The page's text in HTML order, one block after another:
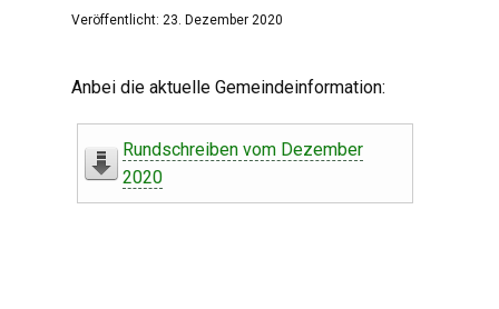
Veröffentlicht: 23. Dezember 2020
Anbei die aktuelle Gemeindeinformation:
Rundschreiben vom Dezember
2020